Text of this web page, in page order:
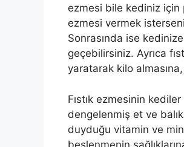
ezmesi bile kediniz için
ezmesi vermek
Sonrasında ise
geçebilirsiniz. Ayrıca
yaratarak kilo
Fıstık ezmesinin
dengelenmiş et ve
duyduğu vitamin ve
beslenmenin